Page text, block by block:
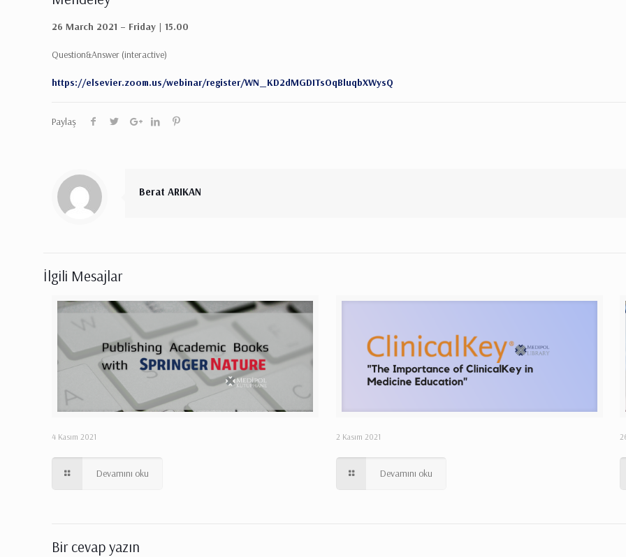
26 March 2021 – Friday | 15.00
Question&Answer (interactive)
https://elsevier.zoom.us/webinar/register/WN_KD2dMGDITsOqBluqbXWysQ
Paylaş
Berat ARIKAN
İlgili Mesajlar
4 Kasım 2021
Devamını oku
2 Kasım 2021
Devamını oku
Bir cevap yazın